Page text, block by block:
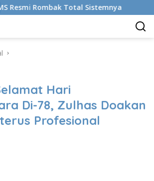
Rombak Total Sistemnya
Hari
Di-78, Zulhas Doakan
Profesional